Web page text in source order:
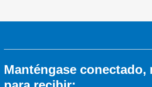
Manténgase conectado,